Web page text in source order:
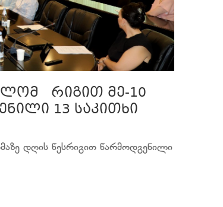
რიგით მე-10
13 საკითხი
დღის წესრიგით წარმოდგენილი